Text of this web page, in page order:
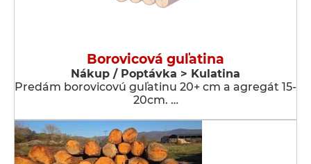
Borovicová guľatina
Nákup / Poptávka > Kulatina
Predám borovicovú guľatinu 20+ cm a agregát 15-
20cm. …